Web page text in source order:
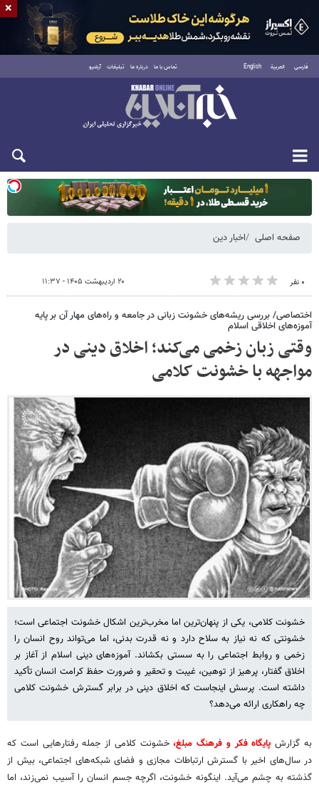
فارسی العربية English تماس با ما درباره ما تبلیغات آرشیو
دوشنبه ۱۹ مرداد ۱۴۰۵
صفحه اصلی اخبار دین
۰ نفر ۲۰ اردیبهشت ۱۴۰۵ - ۱۱:۳۷
اختصاصی/ بررسی ریشه‌های خشونت زبانی در جامعه و راه‌های مهار آن بر پایه
آموزه‌های اخلاقی اسلام
وقتی زبان زخمی می‌کند؛ اخلاق دینی در
مواجهه با خشونت کلامی
خشونت کلامی، یکی از پنهان‌ترین اما مخرب‌ترین اشکال خشونت اجتماعی است؛
خشونتی که نه نیاز به سلاح دارد و نه قدرت بدنی، اما می‌تواند روح انسان را
زخمی و روابط اجتماعی را به سستی بکشاند. آموزه‌های دینی اسلام از آغاز بر
اخلاق گفتار، پرهیز از توهین، غیبت و تحقیر و ضرورت حفظ کرامت انسان تأکید
داشته است. پرسش اینجاست که اخلاق دینی در برابر گسترش خشونت کلامی
چه راهکاری ارائه می‌دهد؟
به گزارش پایگاه فکر و فرهنگ مبلغ، خشونت کلامی از جمله رفتارهایی است که
در سال‌های اخیر با گسترش ارتباطات مجازی و فضای شبکه‌های اجتماعی، بیش از
گذشته به چشم می‌آید. اینگونه خشونت، اگرچه جسم انسان را آسیب نمی‌زند، اما
×